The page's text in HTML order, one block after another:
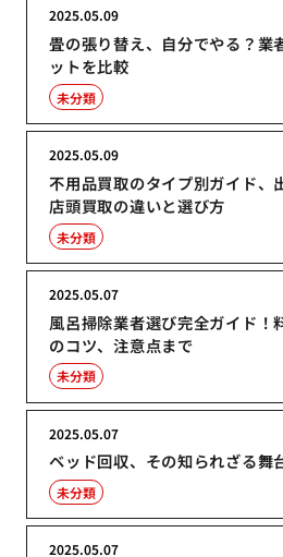
畳の張り替え、自分でやる？業
ットを比較
2025.05.09
未分類
不用品買取のタイプ別ガイド、
店頭買取の違いと選び方
2025.05.09
未分類
風呂掃除業者選び完全ガイド！
のコツ、注意点まで
2025.05.07
未分類
ベッド回収、その知られざる舞
2025.05.07
未分類
2025.05.07